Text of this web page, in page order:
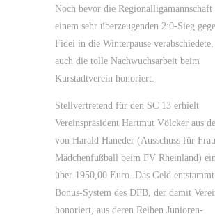
Noch bevor die
einem sehr überzeugenden 2:0-Sieg
Fidei in die Winterpause
auch die tolle Nachwuchsarbeit beim
Kurstadtverein honoriert.
Stellvertretend für den SC 13 erhielt
Vereinspräsident Hartmut Völcker aus
von Harald Haneder (Ausschuss für
Mädchenfußball beim FV Rheinland)
über 1950,00 Euro. Das Geld
Bonus-System des DFB, der damit
honoriert, aus deren Reihen Junioren-